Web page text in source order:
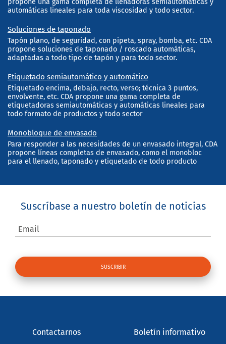
propone una gama completa de llenadoras semiautomáticas y
automáticas lineales para toda viscosidad y todo sector.
Soluciones de taponado
Tapón plano, de seguridad, con pipeta, spray, bomba, etc. CDA
propone soluciones de taponado / roscado automáticas,
adaptadas a todo tipo de tapón y para todo sector.
Etiquetado semiautomático y automático
Etiquetado encima, debajo, recto, verso; técnica 3 puntos,
envolvente, etc. CDA propone una gama completa de
etiquetadoras semiautomáticas y automáticas lineales para
todo formato de productos y todo sector
Monobloque de envasado
Para responder a las necesidades de un envasado integral, CDA
propone líneas completas de envasado, como el monobloc
para el llenado, taponado y etiquetado de todo producto
Suscríbase a nuestro boletín de noticias
Email
Contactarnos Boletín informativo